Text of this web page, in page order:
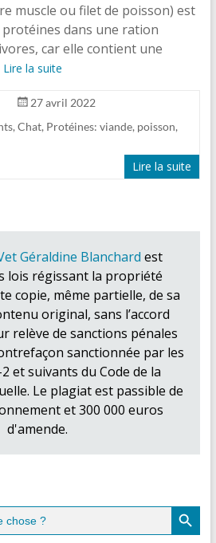
muscle ou filet de poisson) est
dans une ration
car elle contient une
Lire la suite
27 avril 2022
, Chat, Protéines: viande, poisson,
Lire la suite
Géraldine Blanchard est
lois régissant la propriété
copie, même partielle, de sa
original, sans l’accord
relève de sanctions pénales
sanctionnée par les
et suivants du Code de la
Le plagiat est passible de
et 300 000 euros
d'amende.
Search Button